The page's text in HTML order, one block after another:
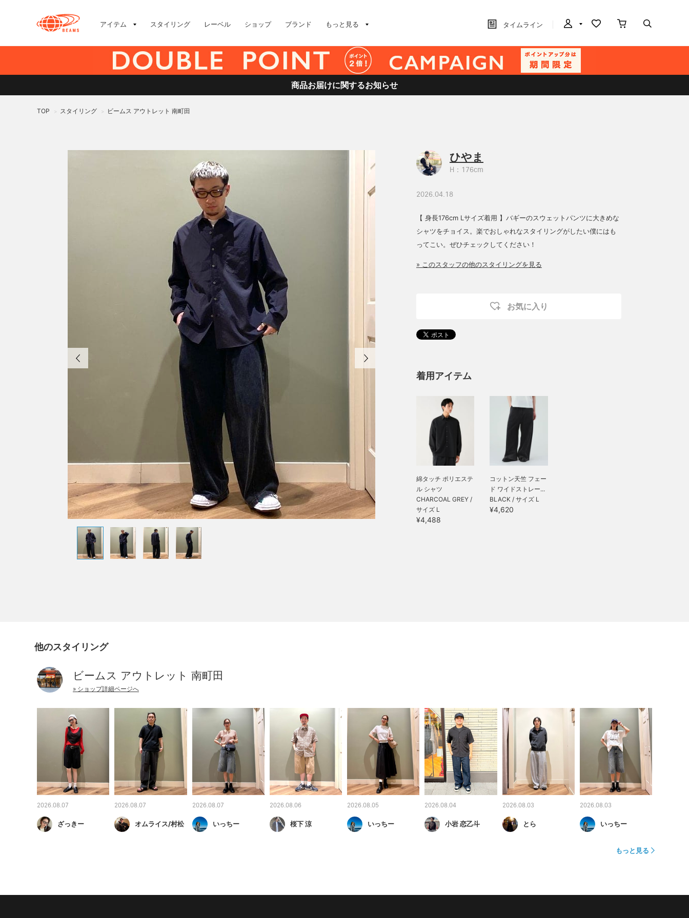
アイテム スタイリング レーベル ショップ ブランド もっと見る タイムライン
商品お届けに関するお知らせ
TOP > スタイリング > ビームス アウトレット 南町田
ひやま
H：176cm
2026.04.18
【 身長176cm Lサイズ着用 】バギーのスウェットパンツに大きめな
シャツをチョイス。楽でおしゃれなスタイリングがしたい僕にはも
ってこい。ぜひチェックしてください！
» このスタッフの他のスタイリングを見る
お気に入り
着用アイテム
綿タッチ ポリエステ
ル シャツ
CHARCOAL GREY /
サイズ L
¥4,488
コットン天竺 フェー
ド ワイドストレー...
BLACK / サイズ L
¥4,620
他のスタイリング
ビームス アウトレット 南町田
» ショップ詳細ページへ
2026.08.07
ざっきー
2026.08.07
オムライス/村松
2026.08.07
いっちー
2026.08.06
桜下 涼
2026.08.05
いっちー
2026.08.04
小岩 恋乙斗
2026.08.03
とら
2026.08.03
いっちー
もっと見る